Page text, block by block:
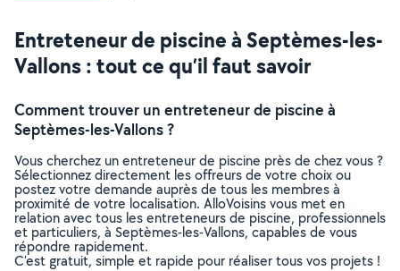
Entreteneur de piscine à Septèmes-les-
Vallons : tout ce qu’il faut savoir
Comment trouver un entreteneur de piscine à
Septèmes-les-Vallons ?
Vous cherchez un entreteneur de piscine près de chez vous ?
Sélectionnez directement les offreurs de votre choix ou
postez votre demande auprès de tous les membres à
proximité de votre localisation. AlloVoisins vous met en
relation avec tous les entreteneurs de piscine, professionnels
et particuliers, à Septèmes-les-Vallons, capables de vous
répondre rapidement.
C’est gratuit, simple et rapide pour réaliser tous vos projets !